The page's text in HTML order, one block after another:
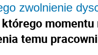
zwolnienie
temu